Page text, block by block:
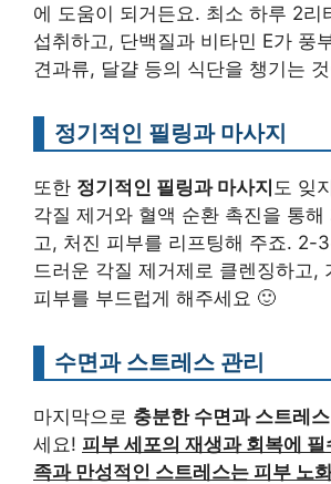
에 도움이 되거든요. 최소 하루 2리
섭취하고, 단백질과 비타민 E가 풍
견과류, 달걀 등의 식단을 챙기는
정기적인 필링과 마사지
또한 정기적인 필링과 마사지 도 잊
각질 제거와 혈액 순환 촉진을 통해
고, 처진 피부를 리프팅해 주죠. 2-
드러운 각질 제거제로 클렌징하고,
피부를 부드럽게 해주세요 🙂
수면과 스트레스 관리
마지막으로 충분한 수면과 스트레
세요! 피부 세포의 재생과 회복에
족과 만성적인 스트레스는 피부 노